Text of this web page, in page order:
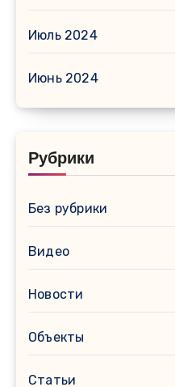
Июль 2024
Июнь 2024
Рубрики
Без рубрики
Видео
Новости
Объекты
Статьи